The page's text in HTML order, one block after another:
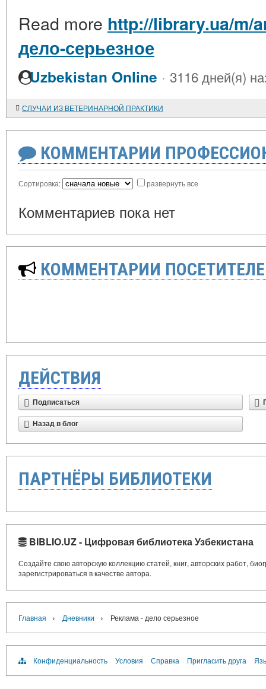
Read more http://library.ua/m/
дело-серьезное
Uzbekistan Online · 3116 дней(я)
СЛУЧАИ ИЗ ВЕТЕРИНАРНОЙ ПРАКТИКИ
КОММЕНТАРИИ
Сортировка: развернуть все
Комментариев пока нет
КОММЕНТАРИИ
ДЕЙСТВИЯ
Подписаться
Назад в блог
ПАРТНЁРЫ БИБЛИОТЕКИ
BIBLIO.UZ - Цифровая библиотека Узбекистана
Создайте свою авторскую коллекцию статей, книг, авторских работ,
зарегистрироваться в качестве автора.
Главная › Дневники › Реклама - дело серьезное
Конфиденциальность Условия Справка Пригласить друга